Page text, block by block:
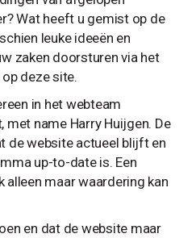
Wat heeft u gemist op de
leuke ideeën en
zaken doorsturen via het
deze site.
in het webteam
met name Harry Huijgen. De
de website actueel blijft en
up-to-date is. Een
maar waardering kan
en dat de website maar